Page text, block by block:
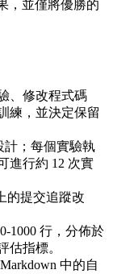
，並僅將優勝的
、修改程式碼
練，並決定保留
計；每個實驗執
進行約 12 次實
的提交追蹤改
1000 行，分佈於
估指標。
中的自